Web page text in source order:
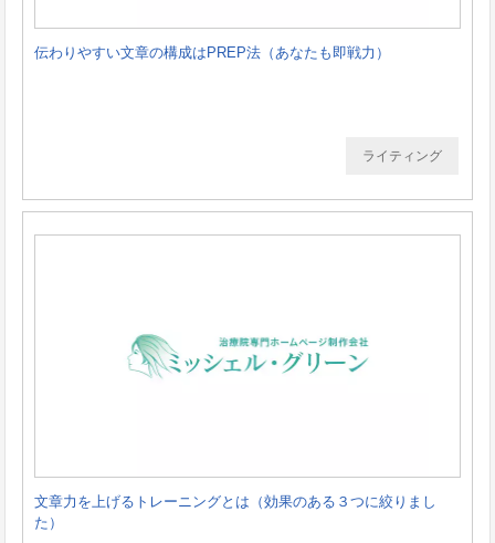
伝わりやすい文章の構成はPREP法（あなたも即戦力）
ライティング
文章力を上げるトレーニングとは（効果のある３つに絞りまし
た）